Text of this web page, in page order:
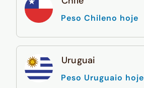
Peso Chileno hoje
Uruguai
Peso Uruguaio hoje